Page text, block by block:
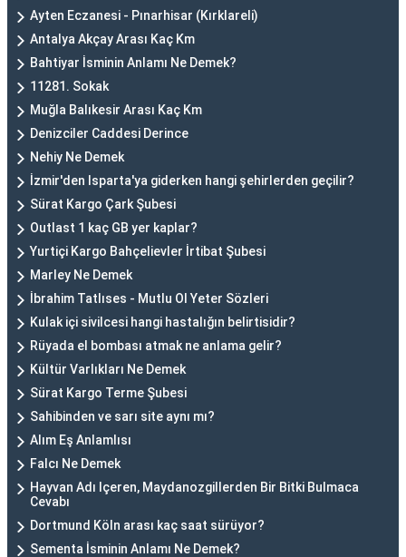
Ayten Eczanesi - Pınarhisar (Kırklareli)
Antalya Akçay Arası Kaç Km
Bahtiyar İsminin Anlamı Ne Demek?
11281. Sokak
Muğla Balıkesir Arası Kaç Km
Denizciler Caddesi Derince
Nehiy Ne Demek
İzmir'den Isparta'ya giderken hangi şehirlerden geçilir?
Sürat Kargo Çark Şubesi
Outlast 1 kaç GB yer kaplar?
Yurtiçi Kargo Bahçelievler İrtibat Şubesi
Marley Ne Demek
İbrahim Tatlıses - Mutlu Ol Yeter Sözleri
Kulak içi sivilcesi hangi hastalığın belirtisidir?
Rüyada el bombası atmak ne anlama gelir?
Kültür Varlıkları Ne Demek
Sürat Kargo Terme Şubesi
Sahibinden ve sarı site aynı mı?
Alım Eş Anlamlısı
Falcı Ne Demek
Hayvan Adı Içeren, Maydanozgillerden Bir Bitki Bulmaca
Cevabı
Dortmund Köln arası kaç saat sürüyor?
Sementa İsminin Anlamı Ne Demek?